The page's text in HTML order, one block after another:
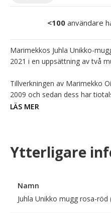
<100 användare
Marimekkos Juhla Unikko-
2021 i en uppsättning av två
Tillverkningen av Marimekko
2009 och sedan dess har
LÄS MER
Ytterligare
Namn
Juhla Unikko mugg rosa-röd